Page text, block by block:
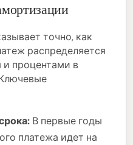
точно, как
распределяется
процентами в
В первые годы
платежа идет на